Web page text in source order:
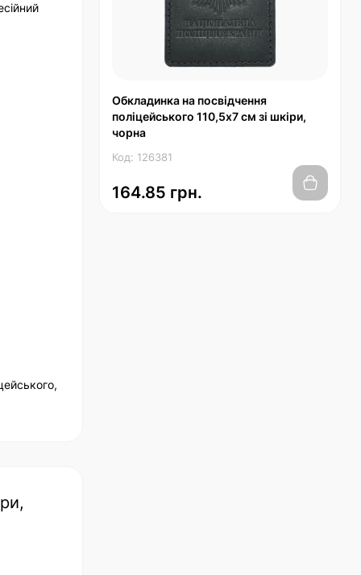
Обкладинка на посвідчення
поліцейського 110,5х7 см зі шкіри,
чорна
Код: 126381
164.85 грн.